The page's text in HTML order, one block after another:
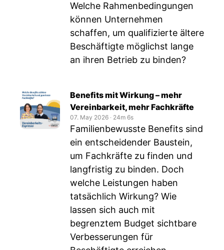
Welche Rahmenbedingungen
können Unternehmen
schaffen, um qualifizierte ältere
Beschäftigte möglichst lange
an ihren Betrieb zu binden?
Benefits mit Wirkung – mehr
Vereinbarkeit, mehr Fachkräfte
07. May 2026 ‧ 24m 6s
Familienbewusste Benefits sind
ein entscheidender Baustein,
um Fachkräfte zu finden und
langfristig zu binden. Doch
welche Leistungen haben
tatsächlich Wirkung? Wie
lassen sich auch mit
begrenztem Budget sichtbare
Verbesserungen für